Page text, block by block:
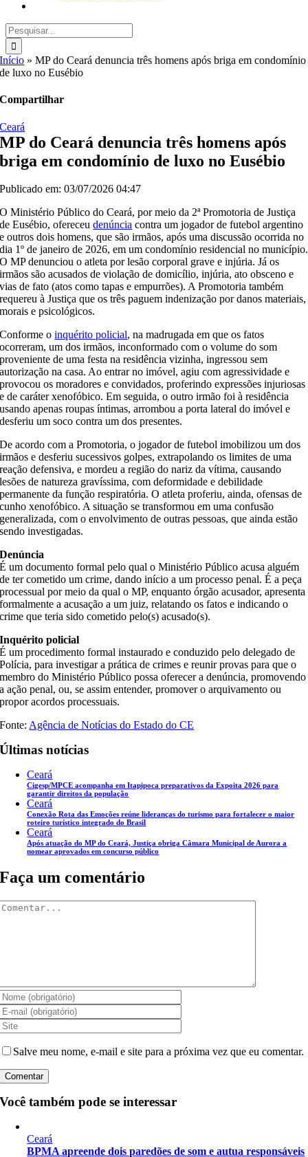
Buscar
resultados
para:
Início »MP do Ceará denuncia três homens após briga em condomínio
de luxo no Eusébio
Compartilhar
Ceará
MP do Ceará denuncia três homens após
briga em condomínio de luxo no Eusébio
Publicado em: 03/07/2026 04:47
O Ministério Público do Ceará, por meio da 2ª Promotoria de Justiça
de Eusébio, ofereceudenúncia contra um jogador de futebol argentino
e outros dois homens, que são irmãos, após uma discussão ocorrida no
dia 1º de janeiro de 2026, em um condomínio residencial no município.
O MP denunciou o atleta por lesão corporal grave e injúria. Já os
irmãos são acusados de violação de domicílio, injúria, ato obsceno e
vias de fato (atos como tapas e empurrões). A Promotoria também
requereu à Justiça que os três paguem indenização por danos materiais,
morais e psicológicos.
Conforme oinquérito policial, na madrugada em que os fatos
ocorreram, um dos irmãos, inconformado com o volume do som
proveniente de uma festa na residência vizinha, ingressou sem
autorização na casa. Ao entrar no imóvel, agiu com agressividade e
provocou os moradores e convidados, proferindo expressões injuriosas
e de caráter xenofóbico. Em seguida, o outro irmão foi à residência
usando apenas roupas íntimas, arrombou a porta lateral do imóvel e
desferiu um soco contra um dos presentes.
De acordo com a Promotoria, o jogador de futebol imobilizou um dos
irmãos e desferiu sucessivos golpes, extrapolando os limites de uma
reação defensiva, e mordeu a região do nariz da vítima, causando
lesões de natureza gravíssima, com deformidade e debilidade
permanente da função respiratória. O atleta proferiu, ainda, ofensas de
cunho xenofóbico. A situação se transformou em uma confusão
generalizada, com o envolvimento de outras pessoas, que ainda estão
sendo investigadas.
Denúncia
É um documento formal pelo qual o Ministério Público acusa alguém
de ter cometido um crime, dando início a um processo penal. É a peça
processual por meio da qual o MP, enquanto órgão acusador, apresenta
formalmente a acusação a um juiz, relatando os fatos e indicando o
crime que teria sido cometido pelo(s) acusado(s).
Inquérito policial
É um procedimento formal instaurado e conduzido pelo delegado de
Polícia, para investigar a prática de crimes e reunir provas para que o
membro do Ministério Público possa oferecer a denúncia, promovendo
a ação penal, ou, se assim entender, promover o arquivamento ou
propor acordos processuais.
Fonte: Agência de Notícias do Estado do CE
Últimas notícias
Ceará
Cigesp/MPCE acompanha em Itapipoca preparativos da Expoita 2026 para
garantir direitos da população
Ceará
Conexão Rota das Emoções reúne lideranças do turismo para fortalecer o maior
roteiro turístico integrado do Brasil
Ceará
Após atuação do MP do Ceará, Justiça obriga Câmara Municipal de Aurora a
nomear aprovados em concurso público
Faça um comentário
Salve meu nome, e-mail e site para a próxima vez que eu comentar.
Você também pode se interessar
Ceará
BPMA apreende dois paredões de som e autua responsáveis